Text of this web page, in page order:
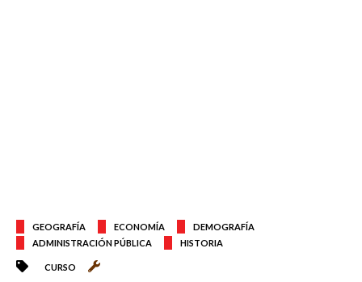
GEOGRAFÍA ECONOMÍA
DEMOGRAFÍA
ADMINISTRACIÓN PÚBLICA
HISTORIA
CURSO